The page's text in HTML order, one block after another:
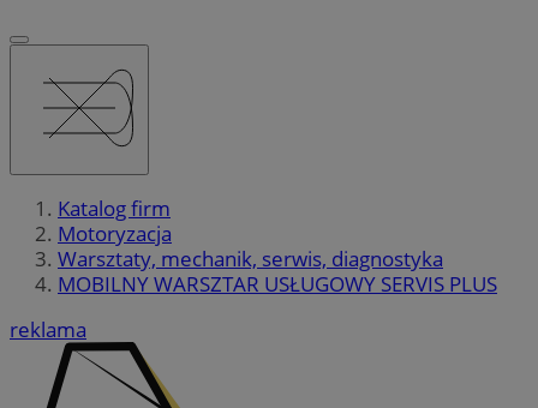
Katalog firm
Motoryzacja
Warsztaty, mechanik, serwis, diagnostyka
MOBILNY WARSZTAR USŁUGOWY SERVIS PLUS
reklama